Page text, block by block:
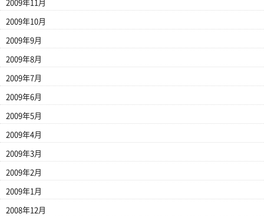
2009年11月
2009年10月
2009年9月
2009年8月
2009年7月
2009年6月
2009年5月
2009年4月
2009年3月
2009年2月
2009年1月
2008年12月